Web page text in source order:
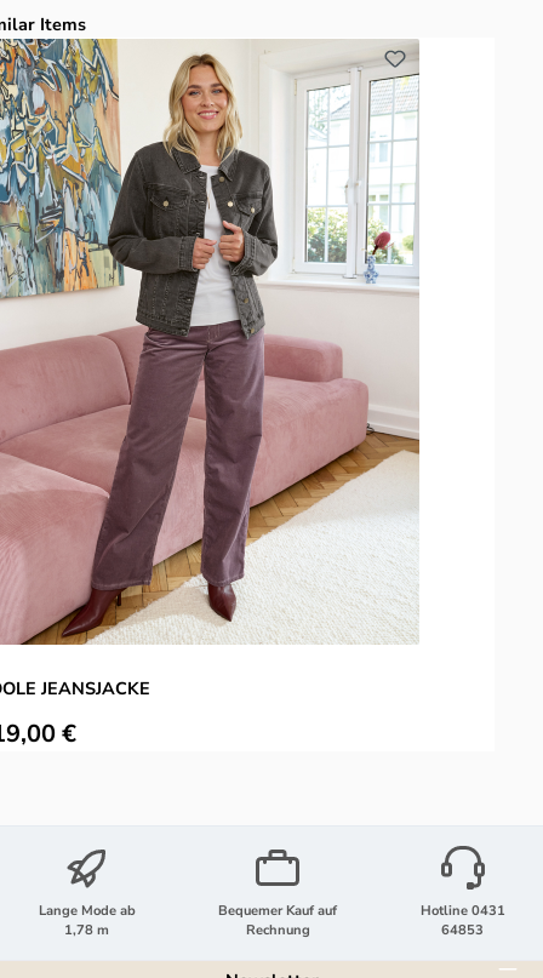
überspringen
Items
JEANSJACKE
Preis:
€
Lange Mode ab
1,78 m
Bequemer Kauf auf
Rechnung
Hotline 0431
64853